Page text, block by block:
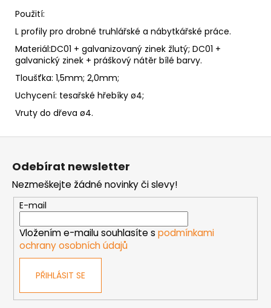
Použití:
L profily pro drobné truhlářské a nábytkářské práce.
Materiál:DC01 + galvanizovaný zinek žlutý; DC01 +
galvanický zinek + práškový nátěr bílé barvy.
Tloušťka: 1,5mm; 2,0mm;
Uchycení: tesařské hřebíky ø4;
Vruty do dřeva ø4.
NÝT
DUTÝ
DVOJDÍLNÝ
3,5X10
NIKL
2
Kč
Z
Odebírat newsletter
Nezmeškejte žádné novinky či slevy!
E-mail
Vložením e-mailu souhlasíte s podmínkami
ochrany osobních údajů
PŘIHLÁSIT SE